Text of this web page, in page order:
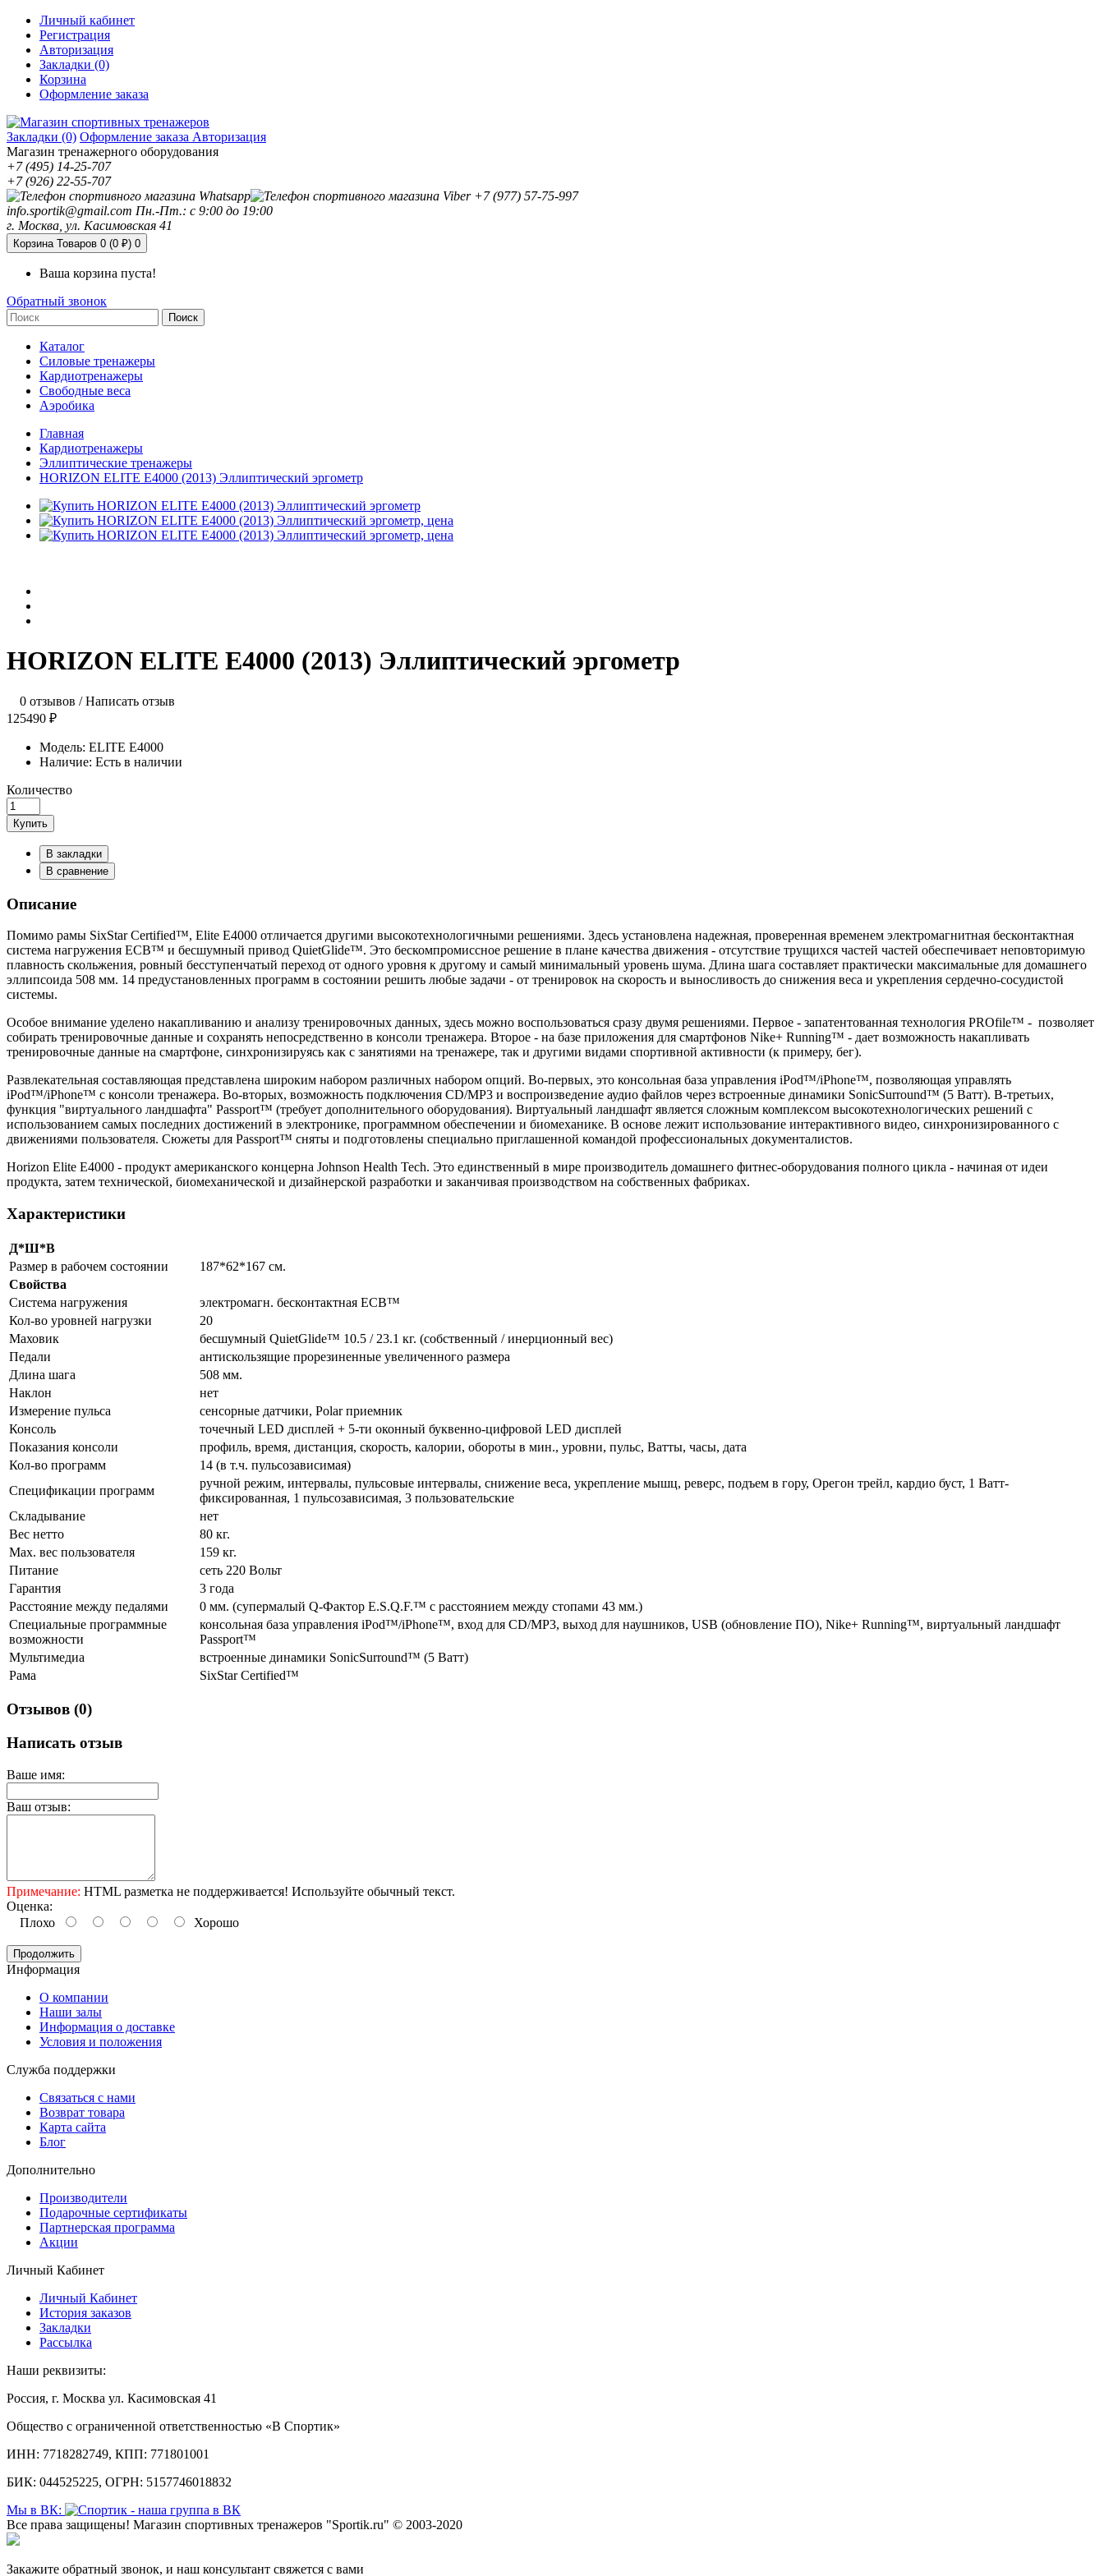
Личный кабинет
Регистрация
Авторизация
Закладки (0)
Корзина
Оформление заказа
Закладки (0) Оформление заказа Авторизация
Магазин тренажерного оборудования
+7 (495) 14-25-707
+7 (926) 22-55-707
+7 (977) 57-75-997
info.sportik@gmail.com Пн.-Пт.: с 9:00 до 19:00
г. Москва, ул. Касимовская 41
Корзина Товаров 0 (0 ₽) 0
Ваша корзина пуста!
Обратный звонок
Поиск
Каталог
Силовые тренажеры
Кардиотренажеры
Свободные веса
Аэробика
Главная
Кардиотренажеры
Эллиптические тренажеры
HORIZON ELITE E4000 (2013) Эллиптический эргометр
HORIZON ELITE E4000 (2013) Эллиптический эргометр
0 отзывов /Написать отзыв
125490 ₽
Модель: ELITE E4000
Наличие: Есть в наличии
Количество
Купить
В закладки
В сравнение
Описание
Помимо рамы SixStar Certified™, Elite E4000 отличается другими высокотехнологичными решениями. Здесь установлена надежная, проверенная временем электромагнитная бесконтактная
система нагружения ECB™ и бесшумный привод QuietGlide™. Это бескомпромиссное решение в плане качества движения - отсутствие трущихся частей частей обеспечивает неповторимую
плавность скольжения, ровный бесступенчатый переход от одного уровня к другому и самый минимальный уровень шума. Длина шага составляет практически максимальные для домашнего
эллипсоида 508 мм. 14 предустановленных программ в состоянии решить любые задачи - от тренировок на скорость и выносливость до снижения веса и укрепления сердечно-сосудистой
системы.
Особое внимание уделено накапливанию и анализу тренировочных данных, здесь можно воспользоваться сразу двумя решениями. Первое - запатентованная технология PROfile™ - позволяет
собирать тренировочные данные и сохранять непосредственно в консоли тренажера. Второе - на базе приложения для смартфонов Nike+ Running™ - дает возможность накапливать
тренировочные данные на смартфоне, синхронизируясь как с занятиями на тренажере, так и другими видами спортивной активности (к примеру, бег).
Развлекательная составляющая представлена широким набором различных набором опций. Во-первых, это консольная база управления iPod™/iPhone™, позволяющая управлять
iPod™/iPhone™ с консоли тренажера. Во-вторых, возможность подключения CD/MP3 и воспроизведение аудио файлов через встроенные динамики SonicSurround™ (5 Ватт). В-третьих,
функция "виртуального ландшафта" Passport™ (требует дополнительного оборудования). Виртуальный ландшафт является сложным комплексом высокотехнологических решений с
использованием самых последних достижений в электронике, программном обеспечении и биомеханике. В основе лежит использование интерактивного видео, синхронизированного с
движениями пользователя. Сюжеты для Passport™ сняты и подготовлены специально приглашенной командой профессиональных документалистов.
Horizon Elite E4000 - продукт американского концерна Johnson Health Tech. Это единственный в мире производитель домашнего фитнес-оборудования полного цикла - начиная от идеи
продукта, затем технической, биомеханической и дизайнерской разработки и заканчивая производством на собственных фабриках.
Характеристики
Д*Ш*В
Размер в рабочем состоянии
187*62*167 см.
Свойства
Система нагружения
электромагн. бесконтактная ECB™
Кол-во уровней нагрузки
20
Маховик
бесшумный QuietGlide™ 10.5 / 23.1 кг. (собственный / инерционный вес)
Педали
антискользящие прорезиненные увеличенного размера
Длина шага
508 мм.
Наклон
нет
Измерение пульса
сенсорные датчики, Polar приемник
Консоль
точечный LED дисплей + 5-ти оконный буквенно-цифровой LED дисплей
Показания консоли
профиль, время, дистанция, скорость, калории, обороты в мин., уровни, пульс, Ватты, часы, дата
Кол-во программ
14 (в т.ч. пульсозависимая)
Спецификации программ
ручной режим, интервалы, пульсовые интервалы, снижение веса, укрепление мышц, реверс, подъем в гору, Орегон трейл, кардио буст, 1 Ватт-
фиксированная, 1 пульсозависимая, 3 пользовательские
Складывание
нет
Вес нетто
80 кг.
Max. вес пользователя
159 кг.
Питание
сеть 220 Вольт
Гарантия
3 года
Расстояние между педалями
0 мм. (супермалый Q-Фактор E.S.Q.F.™ с расстоянием между стопами 43 мм.)
Специальные программные
возможности
консольная база управления iPod™/iPhone™, вход для CD/MP3, выход для наушников, USB (обновление ПО), Nike+ Running™, виртуальный ландшафт
Passport™
Мультимедиа
встроенные динамики SonicSurround™ (5 Ватт)
Рама
SixStar Certified™
Отзывов (0)
Написать отзыв
Ваше имя:
Ваш отзыв:
Примечание: HTML разметка не поддерживается! Используйте обычный текст.
Оценка:
Плохо
Хорошо
Продолжить
Информация
O компании
Наши залы
Информация о доставке
Условия и положения
Служба поддержки
Связаться с нами
Возврат товара
Карта сайта
Блог
Дополнительно
Производители
Подарочные сертификаты
Партнерская программа
Акции
Личный Кабинет
Личный Кабинет
История заказов
Закладки
Рассылка
Наши реквизиты:
Россия, г. Москва ул. Касимовская 41
Общество с ограниченной ответственностью «В Спортик»
ИНН: 7718282749, КПП: 771801001
БИК: 044525225, ОГРН: 5157746018832
Мы в ВК:
Все права защищены! Магазин спортивных тренажеров "Sportik.ru" © 2003-2020
Закажите обратный звонок, и наш консультант свяжется с вами